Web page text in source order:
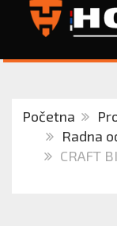
Početna
Radna
CRAFT